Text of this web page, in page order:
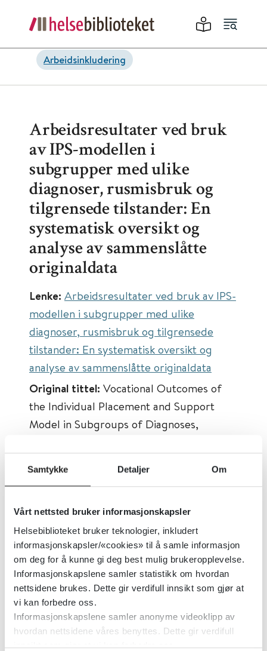
Samtykke Detaljer Om
Vårt nettsted bruker informasjonskapsler
Helsebiblioteket bruker teknologier, inkludert
informasjonskapsler/«cookies» til å samle informasjon
om deg for å kunne gi deg best mulig brukeropplevelse.
Informasjonskapslene samler statistikk om hvordan
nettsidene brukes. Dette gir verdifull innsikt som gjør at
vi kan forbedre oss.
Informasjonskapslene samler anonyme videoklipp av
hvordan nettsidene våres benyttes. Dette gir verdifull
innsikt som gjør at vi kan forbedre oss.
Arbeidsinkludering
Arbeidsresultater ved bruk
av IPS-modellen i
subgrupper med ulike
diagnoser, rusmisbruk og
tilgrensede tilstander: En
systematisk oversikt og
analyse av sammenslåtte
originaldata
Lenke: Arbeidsresultater ved bruk av IPS-
modellen i subgrupper med ulike
diagnoser, rusmisbruk og tilgrensede
tilstander: En systematisk oversikt og
analyse av sammenslåtte originaldata
Original tittel: Vocational Outcomes of
the Individual Placement and Support
Model in Subgroups of Diagnoses,
Analysis of Pooled Original Data
Tema:Arbeidsinkludering
Emner:Psykisk helse, Supported
employment
Dokumenttype:Oppsummert forskning
Utgiver:Journal of Occupational
Rehabilitation
Språk:Engelsk